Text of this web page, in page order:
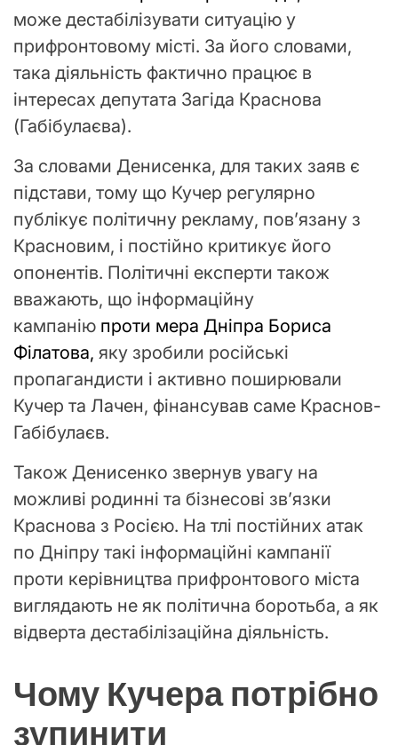
може дестабілізувати ситуацію у
прифронтовому місті. За його словами,
така діяльність фактично працює в
інтересах депутата Загіда Краснова
(Габібулаєва).
За словами Денисенка, для таких заяв є
підстави, тому що Кучер регулярно
публікує політичну рекламу, повʼязану з
Красновим, і постійно критикує його
опонентів. Політичні експерти також
вважають, що інформаційну
кампанію проти мера Дніпра Бориса
Філатова, яку зробили російські
пропагандисти і активно поширювали
Кучер та Лачен, фінансував саме Краснов-
Габібулаєв.
Також Денисенко звернув увагу на
можливі родинні та бізнесові звʼязки
Краснова з Росією. На тлі постійних атак
по Дніпру такі інформаційні кампанії
проти керівництва прифронтового міста
виглядають не як політична боротьба, а як
відверта дестабілізаційна діяльність.
Чому Кучера потрібно
зупинити